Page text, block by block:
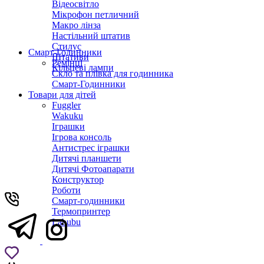
Відеосвітло
Мікрофон петличний
Макро лінза
Настільний штатив
Стилус
Штативи
Кільцеві лампи
Смарт-Годинники
Ремінці
Скло та плівка для годинника
Смарт-Годинники
Товари для дітей
Fuggler
Wakuku
Іграшки
Ігрова консоль
Антистрес іграшки
Дитячi планшети
Дитячі Фотоапарати
Конструктор
Роботи
Смарт-годинники
Термопринтер
Labubu